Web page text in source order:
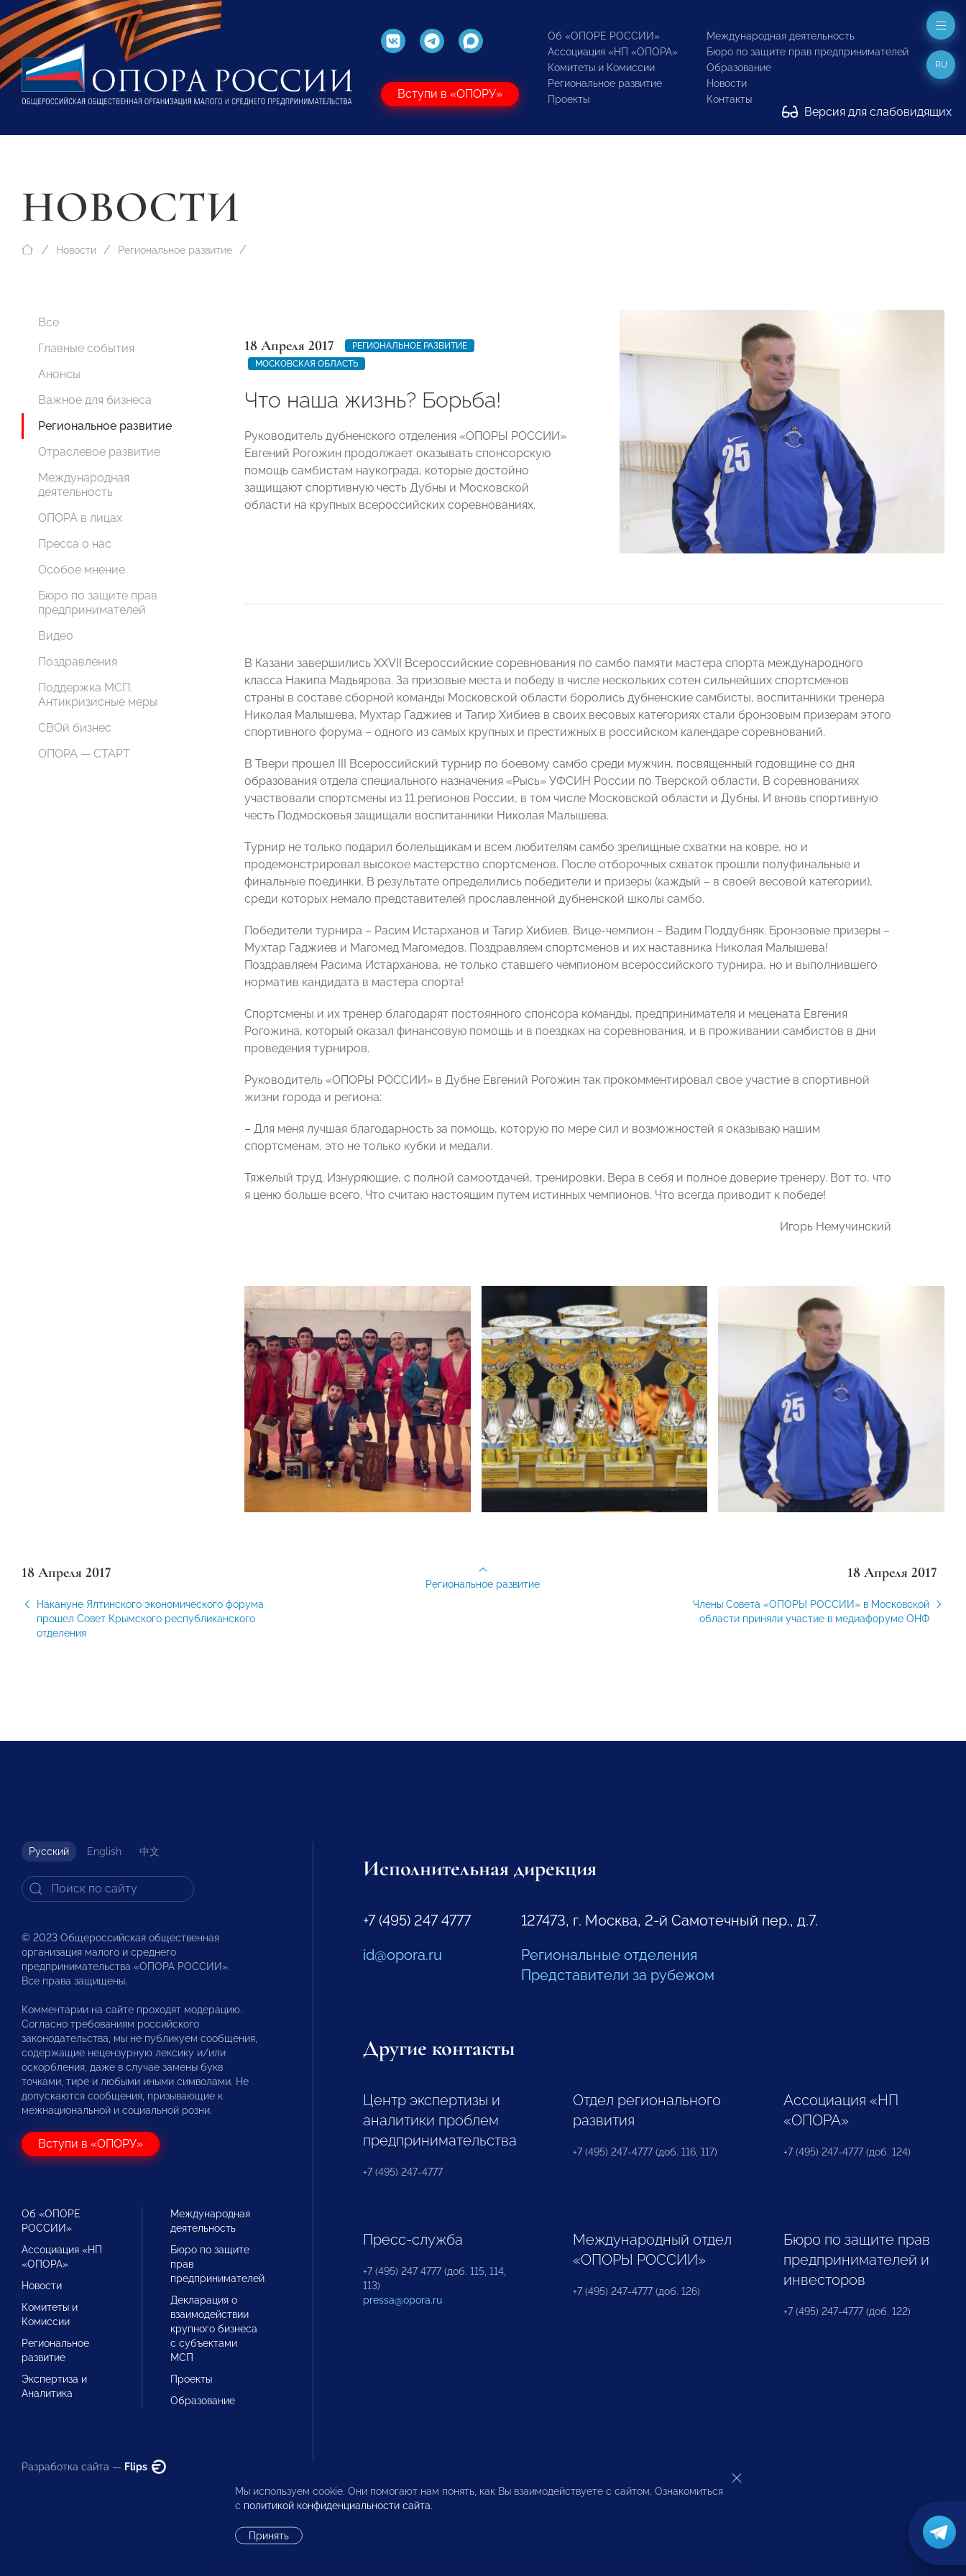
Вступи в «ОПОРУ»
Об «ОПОРЕ РОССИИ»
Ассоциация «НП «ОПОРА»
Комитеты и Комиссии
Региональное развитие
Проекты
Международная деятельность
Бюро по защите прав предпринимателей
Образование
Новости
Контакты
Версия для слабовидящих
RU
НОВОСТИ
Новости Региональное развитие
Все
Главные события
Анонсы
Важное для бизнеса
Региональное развитие
Отраслевое развитие
Международная
деятельность
ОПОРА в лицах
Пресса о нас
Особое мнение
Бюро по защите прав
предпринимателей
Видео
Поздравления
Поддержка МСП.
Антикризисные меры
СВОй бизнес
ОПОРА — СТАРТ
18 Апреля 2017
РЕГИОНАЛЬНОЕ РАЗВИТИЕ
МОСКОВСКАЯ ОБЛАСТЬ
Что наша жизнь? Борьба!
Руководитель дубненского отделения «ОПОРЫ РОССИИ»
Евгений Рогожин продолжает оказывать спонсорскую
помощь самбистам наукограда, которые достойно
защищают спортивную честь Дубны и Московской
области на крупных всероссийских соревнованиях.
В Казани завершились XXVII Всероссийские соревнования по самбо памяти мастера спорта международного
класса Накипа Мадьярова. За призовые места и победу в числе нескольких сотен сильнейших спортсменов
страны в составе сборной команды Московской области боролись дубненские самбисты, воспитанники тренера
Николая Малышева. Мухтар Гаджиев и Тагир Хибиев в своих весовых категориях стали бронзовым призерам этого
спортивного форума – одного из самых крупных и престижных в российском календаре соревнований.
В Твери прошел III Всероссийский турнир по боевому самбо среди мужчин, посвященный годовщине со дня
образования отдела специального назначения «Рысь» УФСИН России по Тверской области. В соревнованиях
участвовали спортсмены из 11 регионов России, в том числе Московской области и Дубны. И вновь спортивную
честь Подмосковья защищали воспитанники Николая Малышева.
Турнир не только подарил болельщикам и всем любителям самбо зрелищные схватки на ковре, но и
продемонстрировал высокое мастерство спортсменов. После отборочных схваток прошли полуфинальные и
финальные поединки. В результате определились победители и призеры (каждый – в своей весовой категории),
среди которых немало представителей прославленной дубненской школы самбо.
Победители турнира – Расим Истарханов и Тагир Хибиев. Вице-чемпион – Вадим Поддубняк. Бронзовые призеры –
Мухтар Гаджиев и Магомед Магомедов. Поздравляем спортсменов и их наставника Николая Малышева!
Поздравляем Расима Истарханова, не только ставшего чемпионом всероссийского турнира, но и выполнившего
норматив кандидата в мастера спорта!
Спортсмены и их тренер благодарят постоянного спонсора команды, предпринимателя и мецената Евгения
Рогожина, который оказал финансовую помощь и в поездках на соревнования, и в проживании самбистов в дни
проведения турниров.
Руководитель «ОПОРЫ РОССИИ» в Дубне Евгений Рогожин так прокомментировал свое участие в спортивной
жизни города и региона:
– Для меня лучшая благодарность за помощь, которую по мере сил и возможностей я оказываю нашим
спортсменам, это не только кубки и медали.
Тяжелый труд. Изнуряющие, с полной самоотдачей, тренировки. Вера в себя и полное доверие тренеру. Вот то, что
я ценю больше всего. Что считаю настоящим путем истинных чемпионов. Что всегда приводит к победе!
Игорь Немучинский
18 Апреля 2017
Накануне Ялтинского экономического форума
прошел Совет Крымского республиканского
отделения
18 Апреля 2017
Члены Совета «ОПОРЫ РОССИИ» в Московской
области приняли участие в медиафоруме ОНФ
Региональное развитие
Русский English 中文
© 2023 Общероссийская общественная
организация малого и среднего
предпринимательства «ОПОРА РОССИИ».
Все права защищены.
Комментарии на сайте проходят модерацию.
Согласно требованиям российского
законодательства, мы не публикуем сообщения,
содержащие нецензурную лексику и/или
оскорбления, даже в случае замены букв
точками, тире и любыми иными символами. Не
допускаются сообщения, призывающие к
межнациональной и социальной розни.
Вступи в «ОПОРУ»
Об «ОПОРЕ
РОССИИ»
Ассоциация «НП
«ОПОРА»
Новости
Комитеты и
Комиссии
Региональное
развитие
Экспертиза и
Аналитика
Международная
деятельность
Бюро по защите
прав
предпринимателей
Декларация о
взаимодействии
крупного бизнеса
с субъектами
МСП
Проекты
Образование
Разработка сайта — Flips
Исполнительная дирекция
+7 (495) 247 4777
id@opora.ru
127473, г. Москва, 2-й Самотечный пер., д.7.
Региональные отделения
Представители за рубежом
Другие контакты
Центр экспертизы и
аналитики проблем
предпринимательства
+7 (495) 247-4777
Отдел регионального
развития
+7 (495) 247-4777 (доб. 116, 117)
Ассоциация «НП
«ОПОРА»
+7 (495) 247-4777 (доб. 124)
Пресс-служба
+7 (495) 247 4777 (доб. 115, 114,
113)
pressa@opora.ru
Международный отдел
«ОПОРЫ РОССИИ»
+7 (495) 247-4777 (доб. 126)
Бюро по защите прав
предпринимателей и
инвесторов
+7 (495) 247-4777 (доб. 122)
Мы используем cookie. Они помогают нам понять, как Вы взаимодействуете с сайтом. Ознакомиться
с политикой конфиденциальности сайта.
Принять